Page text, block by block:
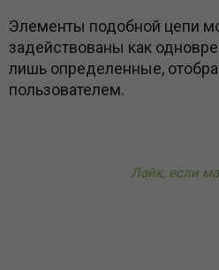
Элементы подобной цепи
задействованы как
лишь определенные,
пользователем.
Лайк, если